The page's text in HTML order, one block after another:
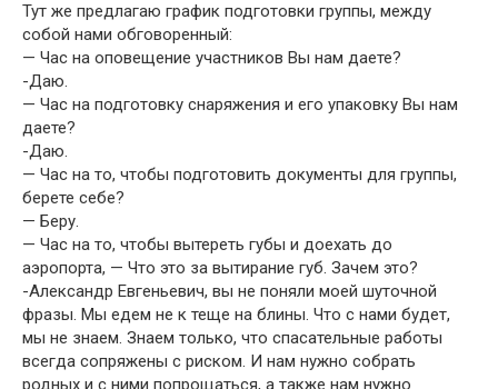
Тут же предлагаю график подготовки группы, между
собой нами обговоренный:
— Час на оповещение участников Вы нам даете?
-Даю.
— Час на подготовку снаряжения и его упаковку Вы нам
даете?
-Даю.
— Час на то, чтобы подготовить документы для группы,
берете себе?
— Беру.
— Час на то, чтобы вытереть губы и доехать до
аэропорта, — Что это за вытирание губ. Зачем это?
-Александр Евгеньевич, вы не поняли моей шуточной
фразы. Мы едем не к теще на блины. Что с нами будет,
мы не знаем. Знаем только, что спасательные работы
всегда сопряжены с риском. И нам нужно собрать
родных и с ними попрощаться, а также нам нужно